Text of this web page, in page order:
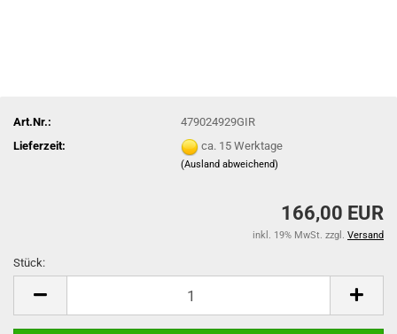
Art.Nr.:
479024929GIR
Lieferzeit:
ca. 15 Werktage
(Ausland abweichend)
166,00 EUR
inkl. 19% MwSt. zzgl. Versand
Stück: